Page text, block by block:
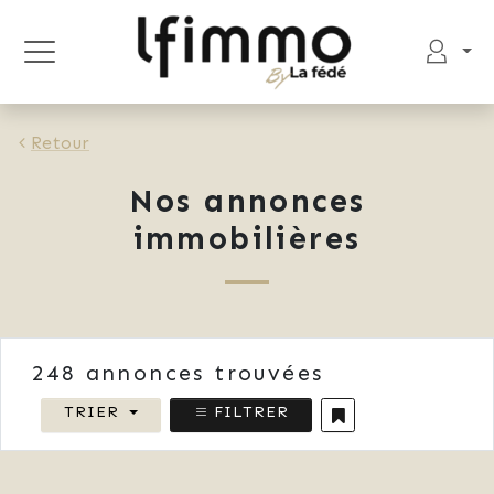
Retour
Nos annonces
immobilières
248 annonces trouvées
TRIER FILTRER